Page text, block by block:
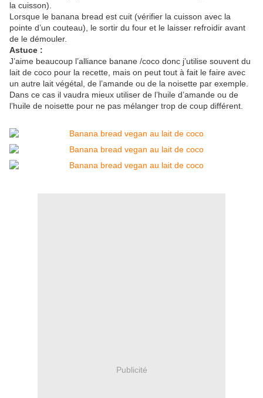
la cuisson).
Lorsque le banana bread est cuit (vérifier la cuisson avec la
pointe d’un couteau), le sortir du four et le laisser refroidir avant
de le démouler.
Astuce :
J’aime beaucoup l’alliance banane /coco donc j’utilise souvent du
lait de coco pour la recette, mais on peut tout à fait le faire avec
un autre lait végétal, de l’amande ou de la noisette par exemple.
Dans ce cas il vaudra mieux utiliser de l’huile d’amande ou de
l’huile de noisette pour ne pas mélanger trop de coup différent.
Publicité